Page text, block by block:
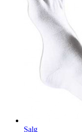
Salg